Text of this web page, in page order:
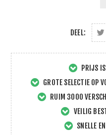
DEEL:
PRIJS
GROTE SELECTIE OP
RUIM 3000
VEILIG
SNELLE